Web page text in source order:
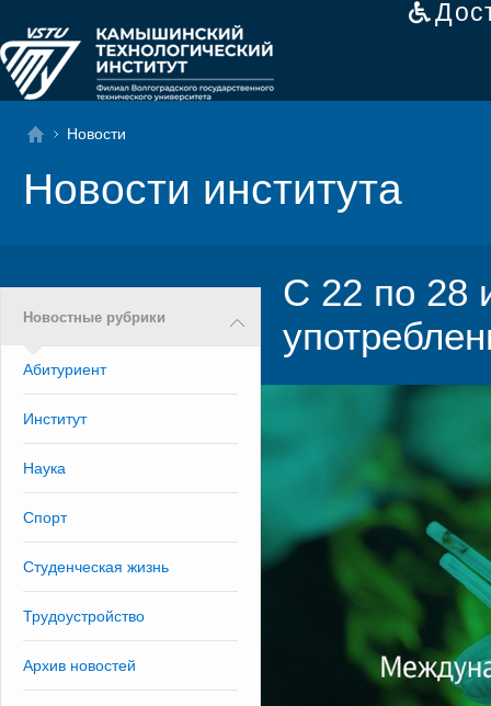
Новости
Новости института
Новостные рубрики
Абитуриент
Институт
Наука
Спорт
Студенческая жизнь
Трудоустройство
Архив новостей
С 22 по 28